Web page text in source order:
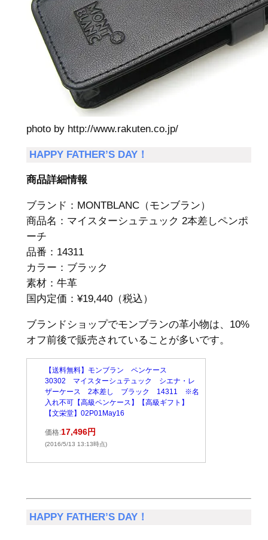
photo by http://www.rakuten.co.jp/
HAPPY FATHER’S DAY！
商品詳細情報
ブランド：MONTBLANC（モンブラン）
商品名：マイスターシュテュック 2本差しペンポ
ーチ
品番：14311
カラー：ブラック
素材：牛革
国内定価：¥19,440（税込）
ブランドショップでモンブランの革小物は、10%
オフ前後で販売されていることが多いです。
【送料無料】モンブラン ペンケース
30302 マイスターシュテュック シエナ・レ
ザーケース 2本差し ブラック 14311 ※名
入れ不可【高級ペンケース】【高級ギフト】
【文栄堂】02P01May16
価格:17,496円
(2016/5/13 13:13時点)
HAPPY FATHER’S DAY！